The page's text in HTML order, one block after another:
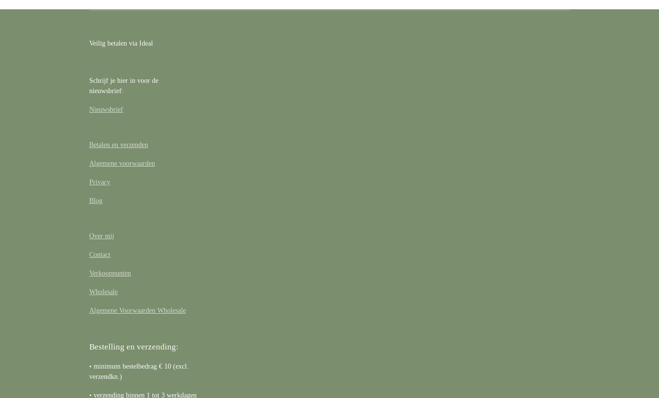
Veilig betalen via Ideal
Schrijf je hier in voor de
nieuwsbrief:
Nieuwsbrief
Betalen en verzenden
Algemene voorwaarden
Privacy
Blog
Over mij
Contact
Verkooppunten
Wholesale
Algemene Voorwaarden Wholesale
Bestelling en verzending:
• minimum bestelbedrag € 10 (excl.
verzendkn.)
• verzending binnen 1 tot 3 werkdagen